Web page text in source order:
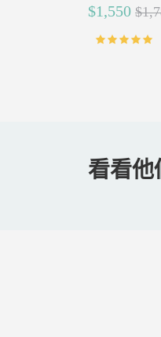
$1,550 正
常
看看他